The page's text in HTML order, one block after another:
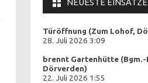
Türöffnung (Zum Lohof,
28. Juli 2026 3:09
brennt Gartenhütte
Dörverden)
22. Juli 2026 1:55